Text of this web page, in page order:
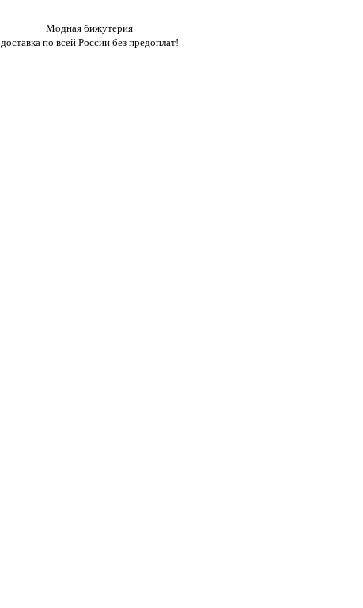
Модная бижутерия
доставка по всей России без предоплат!